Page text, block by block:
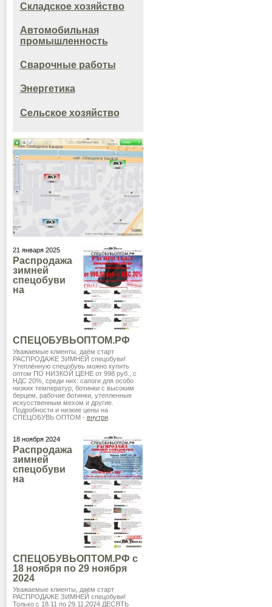
Складское хозяйство
Автомобильная
промышленность
Сварочные работы
Энергетика
Сельское хозяйство
21 января 2025
Распродажа
зимней
спецобуви
на
СПЕЦОБУВЬОПТОМ.РФ
Уважаемые клиенты, даём старт
РАСПРОДАЖЕ ЗИМНЕЙ спецобуви!
Утеплённую спецобувь можно купить
оптом ПО НИЗКОЙ ЦЕНЕ от 998 руб., с
НДС 20%, среди них: сапоги для особо
низких температур, ботинки с высоким
берцем, рабочие ботинки, утепленные
искусственным мехом и другие.
Подробности и низкие цены на
СПЕЦОБУВЬ ОПТОМ - внутри.
18 ноября 2024
Распродажа
зимней
спецобуви
на
СПЕЦОБУВЬОПТОМ.РФ с
18 ноября по 29 ноября
2024
Уважаемые клиенты, даём старт
РАСПРОДАЖЕ ЗИМНЕЙ спецобуви!
Только с 18.11 по 29.11.2024 ДЕСЯТЬ